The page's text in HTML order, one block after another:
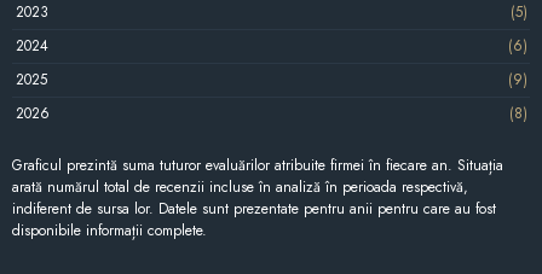
2023
(5)
2024
(6)
2025
(9)
2026
(8)
Graficul prezintă suma tuturor evaluărilor atribuite firmei în fiecare an. Situația
arată numărul total de recenzii incluse în analiză în perioada respectivă,
indiferent de sursa lor. Datele sunt prezentate pentru anii pentru care au fost
disponibile informații complete.